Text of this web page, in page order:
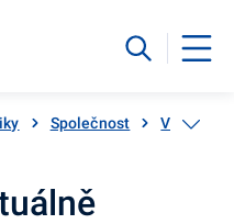
Společnost Volby